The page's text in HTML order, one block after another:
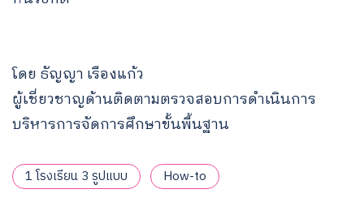
โดย ธัญญา เรืองแก้ว
ผู้เชี่ยวชาญด้านติดตามตรวจสอบการดำเนินการ
บริหารการจัดการศึกษาขั้นพื้นฐาน
1 โรงเรียน 3 รูปแบบ How-to